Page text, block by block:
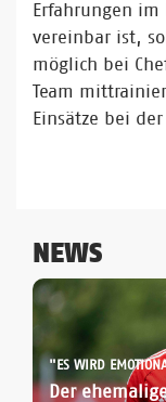
Erfahrungen
vereinbar ist,
möglich bei
Team
Einsätze bei
NEWS
Der